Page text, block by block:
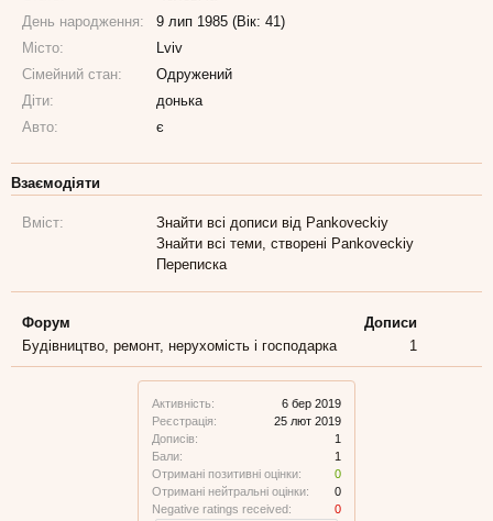
Активність:
6 бер 2019
Реєстрація:
25 лют 2019
Дописів:
1
Бали:
1
Отримані позитивні оцінки:
0
Отримані нейтральні оцінки:
0
Negative ratings received:
0
День народження:
9 лип 1985 (Вік: 41)
Місто:
Lviv
Сімейний стан:
Одружений
Діти:
донька
Авто:
є
Взаємодіяти
Вміст:
Знайти всі дописи від Pankoveckiy
Знайти всі теми, створені Pankoveckiy
Переписка
Форум
Дописи
Будівництво, ремонт, нерухомість і господарка
1